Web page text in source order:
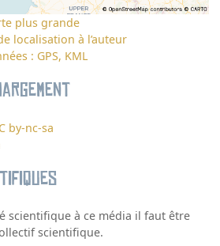
plus grande
localisation à l’auteur
: GPS, KML
by-nc-sa
scientifique à ce média il faut être
scientifique.